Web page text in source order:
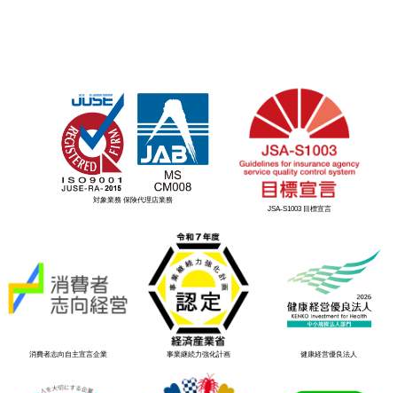
対象業務 保険代理店業務
JSA-S1003 目標宣言
消費者志向自主宣言企業 事業継続力強化計画 健康経営優良法人